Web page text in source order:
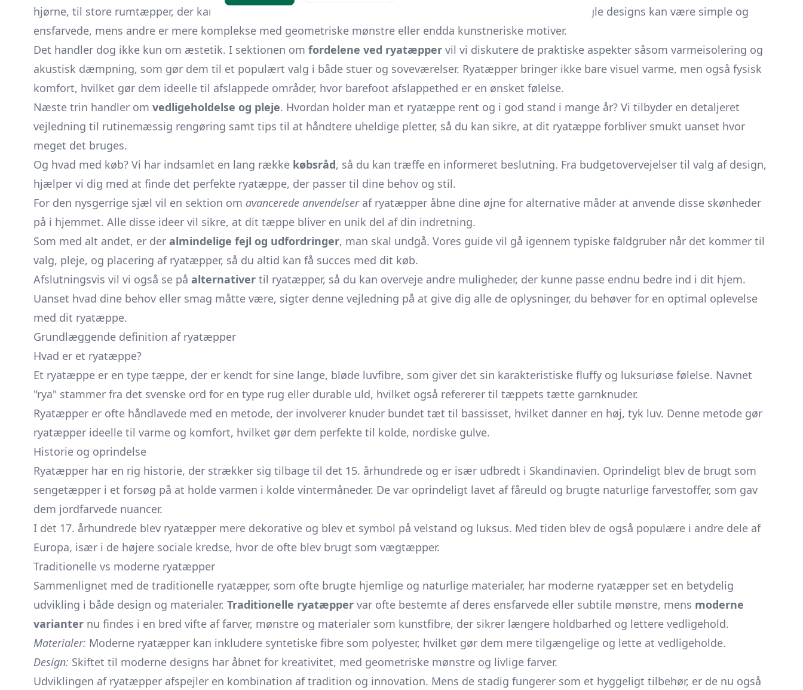
hjørne, til store rumtæpper, der kan omdefinere hele værelser, findes ryatæpper i mange former og farver. Nogle designs kan være simple og
ensfarvede, mens andre er mere komplekse med geometriske mønstre eller endda kunstneriske motiver.
Det handler dog ikke kun om æstetik. I sektionen om fordelene ved ryatæpper vil vi diskutere de praktiske aspekter såsom varmeisolering og
akustisk dæmpning, som gør dem til et populært valg i både stuer og soveværelser. Ryatæpper bringer ikke bare visuel varme, men også fysisk
komfort, hvilket gør dem ideelle til afslappede områder, hvor barefoot afslappethed er en ønsket følelse.
Næste trin handler om vedligeholdelse og pleje. Hvordan holder man et ryatæppe rent og i god stand i mange år? Vi tilbyder en detaljeret
vejledning til rutinemæssig rengøring samt tips til at håndtere uheldige pletter, så du kan sikre, at dit ryatæppe forbliver smukt uanset hvor
meget det bruges.
Og hvad med køb? Vi har indsamlet en lang række købsråd, så du kan træffe en informeret beslutning. Fra budgetovervejelser til valg af design,
hjælper vi dig med at finde det perfekte ryatæppe, der passer til dine behov og stil.
For den nysgerrige sjæl vil en sektion om avancerede anvendelseraf ryatæpper åbne dine øjne for alternative måder at anvende disse skønheder
på i hjemmet. Alle disse ideer vil sikre, at dit tæppe bliver en unik del af din indretning.
Som med alt andet, er der almindelige fejl og udfordringer, man skal undgå. Vores guide vil gå igennem typiske faldgruber når det kommer til
valg, pleje, og placering af ryatæpper, så du altid kan få succes med dit køb.
Afslutningsvis vil vi også se på alternativer til ryatæpper, så du kan overveje andre muligheder, der kunne passe endnu bedre ind i dit hjem.
Uanset hvad dine behov eller smag måtte være, sigter denne vejledning på at give dig alle de oplysninger, du behøver for en optimal oplevelse
med dit ryatæppe.
Grundlæggende definition af ryatæpper
Hvad er et ryatæppe?
Et ryatæppe er en type tæppe, der er kendt for sine lange, bløde luvfibre, som giver det sin karakteristiske fluffy og luksuriøse følelse. Navnet
"rya" stammer fra det svenske ord for en type rug eller durable uld, hvilket også refererer til tæppets tætte garnknuder.
Ryatæpper er ofte håndlavede med en metode, der involverer knuder bundet tæt til bassisset, hvilket danner en høj, tyk luv. Denne metode gør
ryatæpper ideelle til varme og komfort, hvilket gør dem perfekte til kolde, nordiske gulve.
Historie og oprindelse
Ryatæpper har en rig historie, der strækker sig tilbage til det 15. århundrede og er især udbredt i Skandinavien. Oprindeligt blev de brugt som
sengetæpper i et forsøg på at holde varmen i kolde vintermåneder. De var oprindeligt lavet af fåreuld og brugte naturlige farvestoffer, som gav
dem jordfarvede nuancer.
I det 17. århundrede blev ryatæpper mere dekorative og blev et symbol på velstand og luksus. Med tiden blev de også populære i andre dele af
Europa, især i de højere sociale kredse, hvor de ofte blev brugt som vægtæpper.
Traditionelle vs moderne ryatæpper
Sammenlignet med de traditionelle ryatæpper, som ofte brugte hjemlige og naturlige materialer, har moderne ryatæpper set en betydelig
udvikling i både design og materialer. Traditionelle ryatæpper var ofte bestemte af deres ensfarvede eller subtile mønstre, mens moderne
varianter nu findes i en bred vifte af farver, mønstre og materialer som kunstfibre, der sikrer længere holdbarhed og lettere vedligehold.
Materialer: Moderne ryatæpper kan inkludere syntetiske fibre som polyester, hvilket gør dem mere tilgængelige og lette at vedligeholde.
Design: Skiftet til moderne designs har åbnet for kreativitet, med geometriske mønstre og livlige farver.
Udviklingen af ryatæpper afspejler en kombination af tradition og innovation. Mens de stadig fungerer som et hyggeligt tilbehør, er de nu også